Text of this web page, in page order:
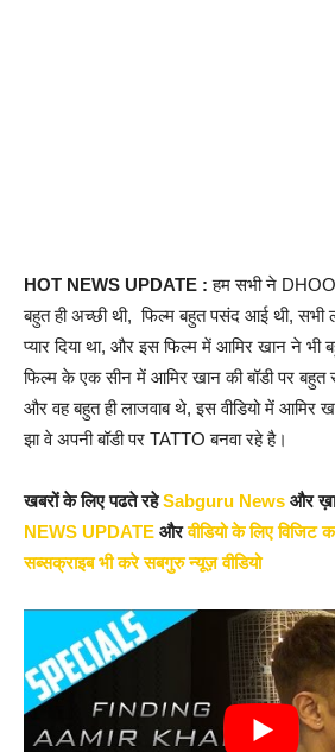
HOT NEWS UPDATE :हम सभी ने
बहुत ही अच्छी थी, फिल्म बहुत पसंद आई थी, सभी
प्यार दिया था, और इस फिल्म में आमिर खान ने भी
फिल्म के एक सीन में आमिर खान की बॉडी पर बहुत
और वह बहुत ही लाजवाब थे, इस वीडियो में आमिर
झा वे अपनी बॉडी पर TATTO बनवा रहे है।
खबरों के लिए पढते रहेSabguru News और
NEWS UPDATE औरवीडियो के लिए विजिट
सब्सक्राइब भी करे सबगुरु न्यूज़ वीडियो